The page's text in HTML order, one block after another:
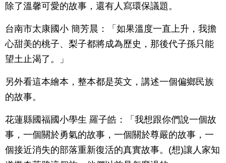
除了溫馨可愛的故事，還有人寫環保議題。
台南市太康國小 簡芳晨：「如果溫度一直上升，我擔
心甜美的桃子、梨子都將成為歷史，那後代子孫只能
望土止渴了。」
另外看這本繪本，整本都是英文，講述一個偏鄉民族
的故事。
花蓮縣國福國小學生 羅子皓：「我想跟你們說一個故
事，一個關於勇氣的故事，一個關於尊嚴的故事，一
個接近消失的部落重新復活的真實故事。(想)讓人家知